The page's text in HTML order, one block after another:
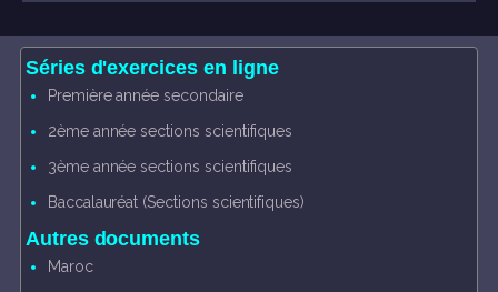
Séries d'exercices en ligne
Première année secondaire
2ème année sections scientifiques
3ème année sections scientifiques
Baccalauréat (Sections scientifiques)
Autres documents
Maroc